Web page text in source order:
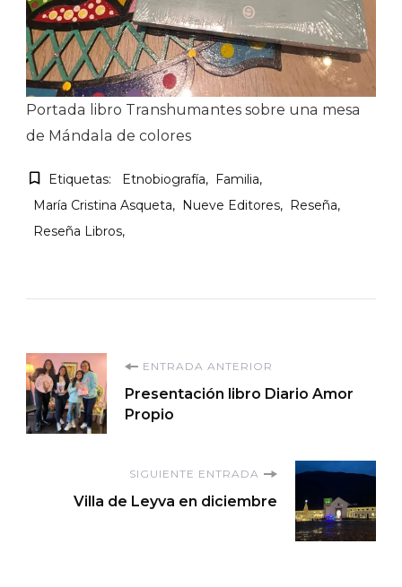
Portada libro Transhumantes sobre una mesa
de Mándala de colores
Etiquetas: Etnobiografía
Familia
María Cristina Asqueta
Nueve Editores
Reseña
Reseña Libros
Navegación
de
entradas
ENTRADA ANTERIOR
Presentación libro Diario Amor
Propio
SIGUIENTE ENTRADA
Villa de Leyva en diciembre